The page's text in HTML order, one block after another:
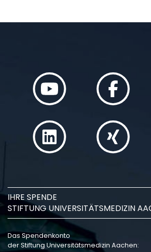
IHRE SPENDE
STIFTUNG UNIVERSITÄTSMEDIZIN
Das Spendenkonto
der Stiftung Universitätsmedizin Aachen: